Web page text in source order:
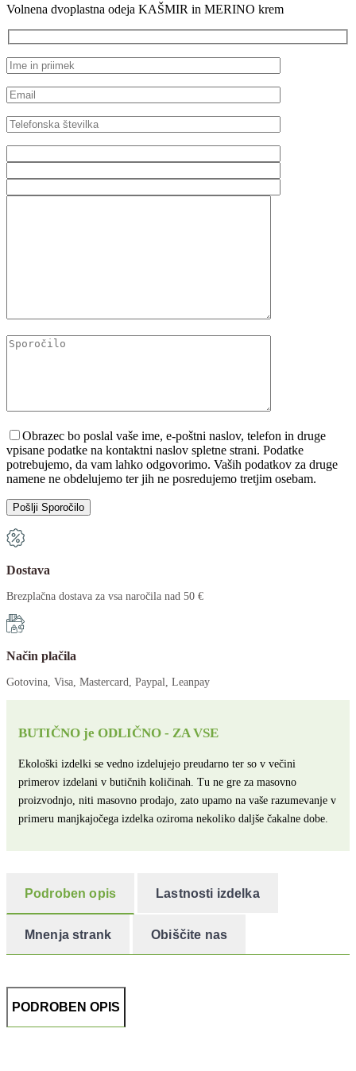
Volnena dvoplastna odeja KAŠMIR in MERINO krem
Obrazec bo poslal vaše ime, e-poštni naslov, telefon in druge
vpisane podatke na kontaktni naslov spletne strani. Podatke
potrebujemo, da vam lahko odgovorimo. Vaših podatkov za druge
namene ne obdelujemo ter jih ne posredujemo tretjim osebam.
Dostava
Brezplačna dostava za vsa naročila nad 50 €
Način plačila
Gotovina, Visa, Mastercard, Paypal, Leanpay
BUTIČNO je ODLIČNO - ZA VSE
Ekološki izdelki se vedno izdelujejo preudarno ter so v večini
primerov izdelani v butičnih količinah. Tu ne gre za masovno
proizvodnjo, niti masovno prodajo, zato upamo na vaše razumevanje v
primeru manjkajočega izdelka oziroma nekoliko daljše čakalne dobe.
Podroben opis Lastnosti izdelka
Mnenja strank Obiščite nas
PODROBEN OPIS